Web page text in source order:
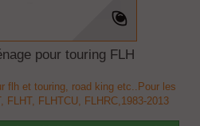
pour touring FLH
flh et touring, road king etc..Pour les
FLHT, FLHTCU, FLHRC,1983-2013